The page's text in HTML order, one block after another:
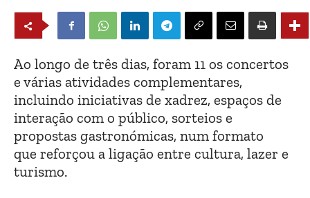
Ao longo de três dias, foram 11 os concertos
e várias atividades complementares,
incluindo iniciativas de xadrez, espaços de
interação com o público, sorteios e
propostas gastronómicas, num formato
que reforçou a ligação entre cultura, lazer e
turismo.